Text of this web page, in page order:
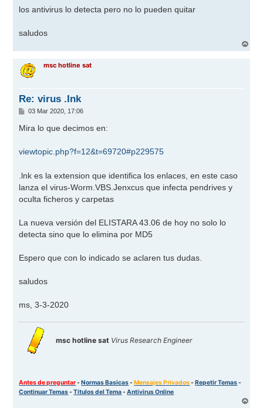
los antivirus lo detecta pero no lo pueden quitar
saludos
r
msc hotline sat
Re: virus .Ink
M
n
s
e
03 Mar 2020, 17:06
Mira lo que decimos en:
viewtopic.php?f=12&t=69720#p229575
.lnk es la extension que identifica los enlaces, en este caso
lanza el virus-Worm.VBS.Jenxcus que infecta pendrives y
oculta ficheros y carpetas
La nueva versión del ELISTARA 43.06 de hoy no solo lo
detecta sino que lo elimina por MD5
Espero que con lo indicado se aclaren tus dudas.
saludos
ms, 3-3-2020
msc hotline sat Virus Research Engineer
Antes de preguntar-Normas Basicas-Mensajes Privados-Repetir Temas-
Continuar Temas-Titulos del Tema-Antivirus Online